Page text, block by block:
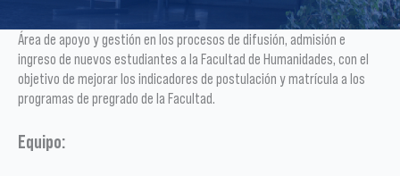
Área de apoyo y gestión en los procesos de difusión, admisión e
ingreso de nuevos estudiantes a la Facultad de Humanidades, con el
objetivo de mejorar los indicadores de postulación y matrícula a los
programas de pregrado de la Facultad.
Equipo: